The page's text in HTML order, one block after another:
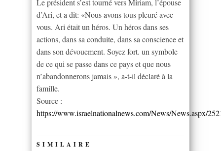
Le président s’est tourné vers Miriam, l’épouse
d’Ari, et a dit: «Nous avons tous pleuré avec
vous. Ari était un héros. Un héros dans ses
actions, dans sa conduite, dans sa conscience et
dans son dévouement. Soyez fort. un symbole
de ce qui se passe dans ce pays et que nous
n’abandonnerons jamais », a-t-il déclaré à la
famille.
Source :
https://www.israelnationalnews.com/News/News.aspx/
SIMILAIRE